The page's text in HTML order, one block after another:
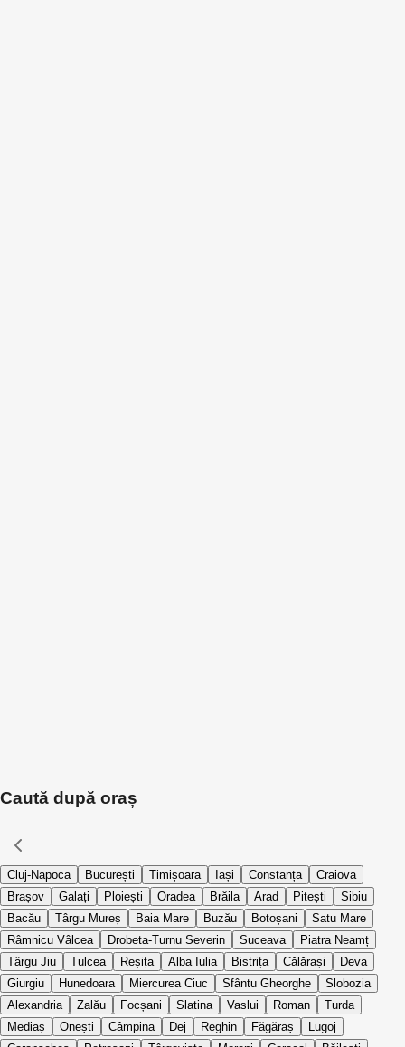
Caută după oraș
Cluj-Napoca București Timișoara Iași Constanța
Craiova
Brașov
Galați Ploiești Oradea Brăila Arad Pitești
Sibiu
Bacău
Târgu Mureș Baia Mare Buzău Botoșani
Satu Mare
Râmnicu Vâlcea
Drobeta-Turnu Severin Suceava
Piatra Neamț
Târgu Jiu
Tulcea Reșița Alba Iulia Bistrița Călărași
Deva
Giurgiu
Hunedoara Miercurea Ciuc Sfântu Gheorghe
Slobozia
Alexandria
Zalău Focșani Slatina Vaslui Roman
Turda
Mediaș
Onești Câmpina Dej Reghin Făgăraș
Lugoj